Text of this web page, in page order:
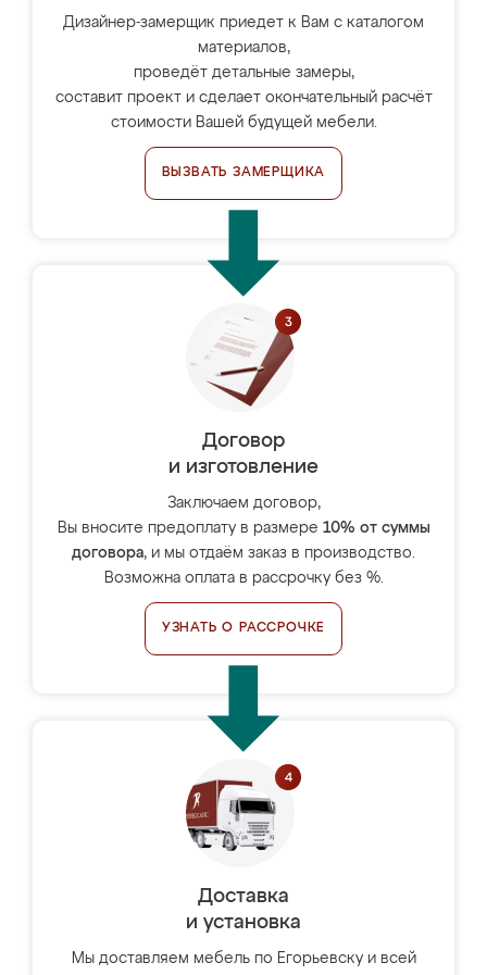
Дизайнер-замерщик приедет к Вам с каталогом
материалов,
проведёт детальные замеры,
составит проект и сделает окончательный расчёт
стоимости Вашей будущей мебели.
ВЫЗВАТЬ ЗАМЕРЩИКА
Договор
и изготовление
Заключаем договор,
Вы вносите предоплату в размере 10% от суммы
договора, и мы отдаём заказ в производство.
Возможна оплата в рассрочку без %.
УЗНАТЬ О РАССРОЧКЕ
Доставка
и установка
Мы доставляем мебель по Егорьевску и всей